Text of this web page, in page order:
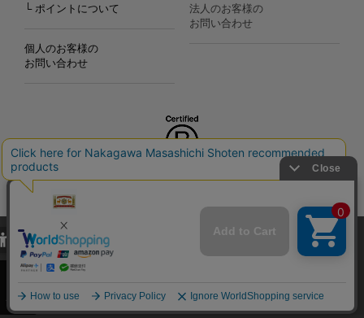
└ ポイントについて
個人のお客様の
お問い合わせ
法人のお客様の
お問い合わせ
Copyright©2000
Nakagawa Masashichi Shoten All Rights Reserved.
当サイトでは、当サイト内における閲覧履歴・属性情報などの取得およ
び利便性向上のためにクッキー（Cookie）を使用いたします。詳細に
関しては「プライバシーポリシー
承諾する